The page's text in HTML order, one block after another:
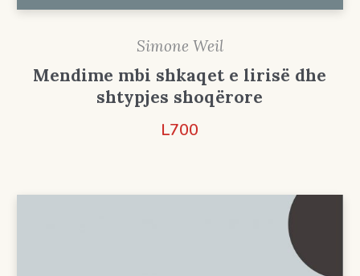
Simone Weil
Mendime mbi shkaqet e lirisë dhe
shtypjes shoqërore
L700